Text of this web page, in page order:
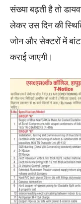
संख्या बढ़ती है तो
लेकर उस दिन की
जोन और सेक्टरों में
कराई जाएगी।